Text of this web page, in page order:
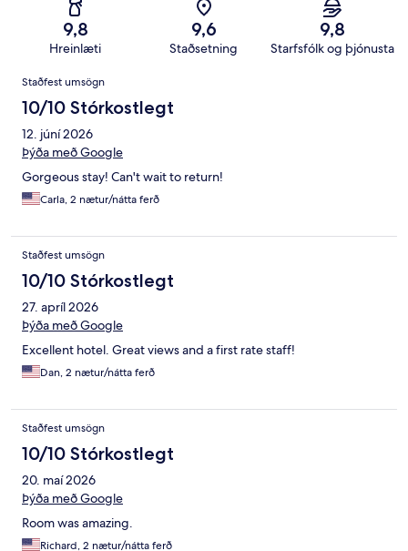
9,8
Hreinlæti
9,6
Staðsetning
9,8
Starfsfólk og þjónusta
Umsagnir
Staðfest umsögn
10/10 Stórkostlegt
12. júní 2026
Þýða með Google
Gorgeous stay! Can't wait to return!
Carla, 2 nætur/nátta ferð
Staðfest umsögn
10/10 Stórkostlegt
27. apríl 2026
Þýða með Google
Excellent hotel. Great views and a first rate staff!
Dan, 2 nætur/nátta ferð
Staðfest umsögn
10/10 Stórkostlegt
20. maí 2026
Þýða með Google
Room was amazing.
Richard, 2 nætur/nátta ferð